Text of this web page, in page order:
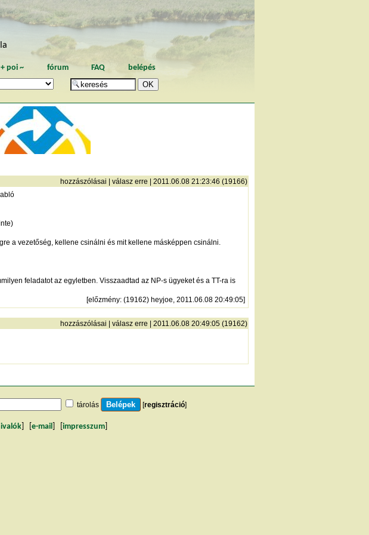
+ poi~ fórum FAQ belépés
hozzászólásai | válasz erre | 2011.06.08 21:23:46 (19166)
a vezetőség, kellene csinálni és mit kellene másképpen csinálni.
feladatot az egyletben. Visszaadtad az NP-s ügyeket és a TT-ra is
[előzmény: (19162) heyjoe, 2011.06.08 20:49:05]
hozzászólásai | válasz erre | 2011.06.08 20:49:05 (19162)
tárolás [regisztráció]
e-mail impresszum